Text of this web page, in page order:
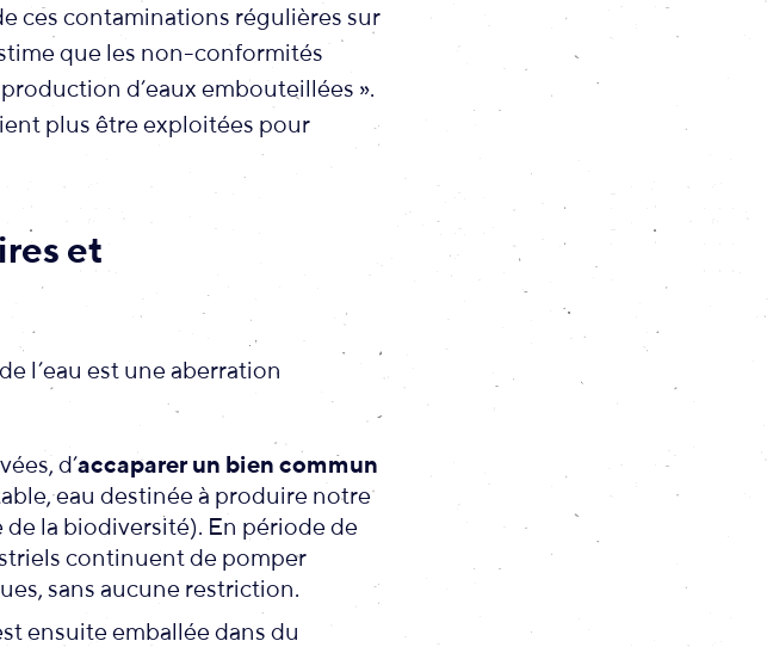
ces contaminations régulières sur
que les non-conformités
d’eaux embouteillées ».
plus être exploitées pour
et
l’eau est une aberration
d’accaparer un bien commun
eau destinée à produire notre
la biodiversité). En période de
continuent de pomper
sans aucune restriction.
ensuite emballée dans du